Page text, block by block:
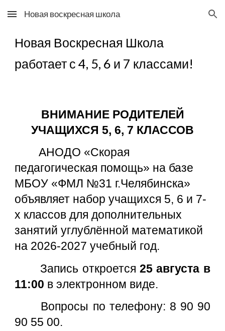
Skip to main content Skip to navigation
Новая воскресная школа
Новая Воскресная Школа
работает с 4, 5, 6 и 7 классами!
ВНИМАНИЕ РОДИТЕЛЕЙ
УЧАЩИХСЯ 5, 6, 7 КЛАССОВ
АНОДО «Скорая
педагогическая помощь» на базе
МБОУ «ФМЛ №31 г.Челябинска»
объявляет набор учащихся 5, 6 и 7-
х классов для дополнительных
занятий углублённой математикой
на 2026-2027 учебный год.
Запись откроется 25 августа в
11:00 в электронном виде.
Вопросы по телефону: 8 90 90
90 55 00.